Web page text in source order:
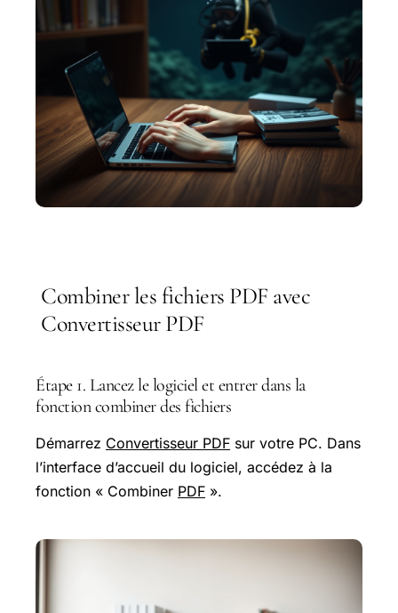
Combiner les fichiers PDF avec
Convertisseur PDF
Étape 1. Lancez le logiciel et entrer dans la
fonction combiner des fichiers
Démarrez Convertisseur PDF sur votre PC. Dans
l’interface d’accueil du logiciel, accédez à la
fonction « Combiner PDF ».